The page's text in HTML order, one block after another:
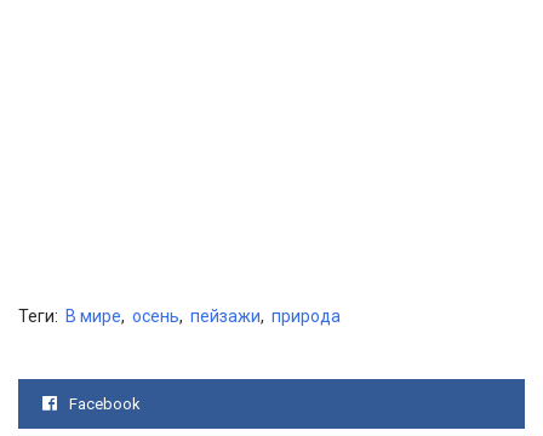
Теги: В мире, осень, пейзажи, природа
Facebook